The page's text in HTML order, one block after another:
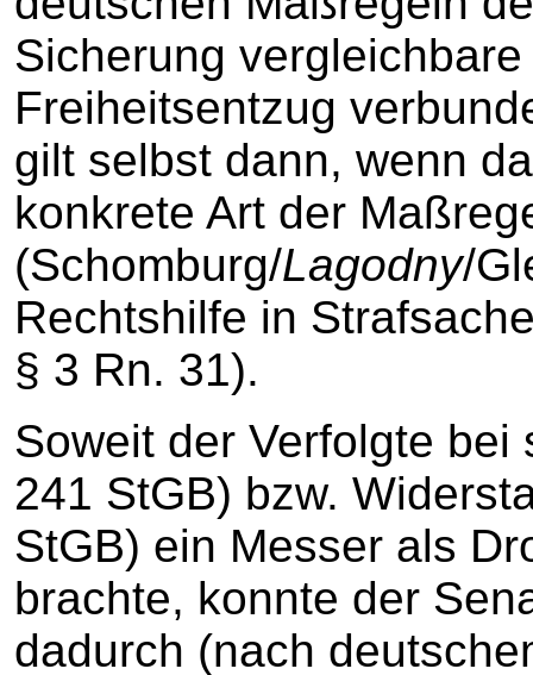
Sicherung
Freiheitsentzug
gilt selbst dann, wenn
konkrete Art der
(Schomburg/Lagodny/
Rechtshilfe in
§ 3 Rn. 31).
Soweit der Verfolgte
241 StGB) bzw.
StGB) ein Messer als
brachte, konnte der
dadurch (nach